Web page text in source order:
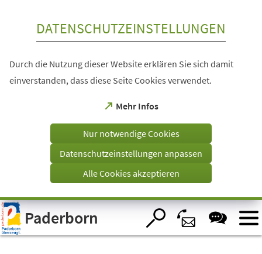
Visuelle
Assistenzsoftware
öffnen.
DATENSCHUTZEINSTELLUNGEN
Durch die Nutzung dieser Website erklären Sie sich damit
einverstanden, dass diese Seite Cookies verwendet.
Mehr Infos
(Öffnet
einem
Tab)
Nur notwendige Cookies
Datenschutzeinstellungen anpassen
Alle Cookies akzeptieren
Paderborn